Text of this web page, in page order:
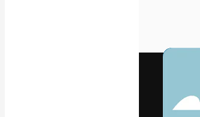
Vidéos
Modèles 3D
Polices